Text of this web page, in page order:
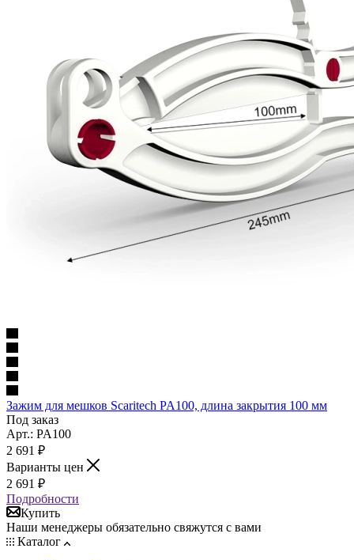
Зажим для мешков Scaritech PA100, длина закрытия 100 мм
Под заказ
Арт.: PA100
2 691 ₽
Варианты цен
2 691 ₽
Подробности
Купить
Наши менеджеры обязательно свяжутся с вами
Каталог